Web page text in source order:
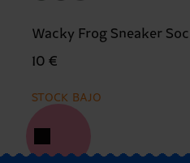
Wacky Frog Sneaker
10 €
STOCK BAJO